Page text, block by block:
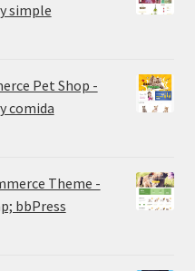
simple
Pet Shop -
comida
Theme -
bbPress